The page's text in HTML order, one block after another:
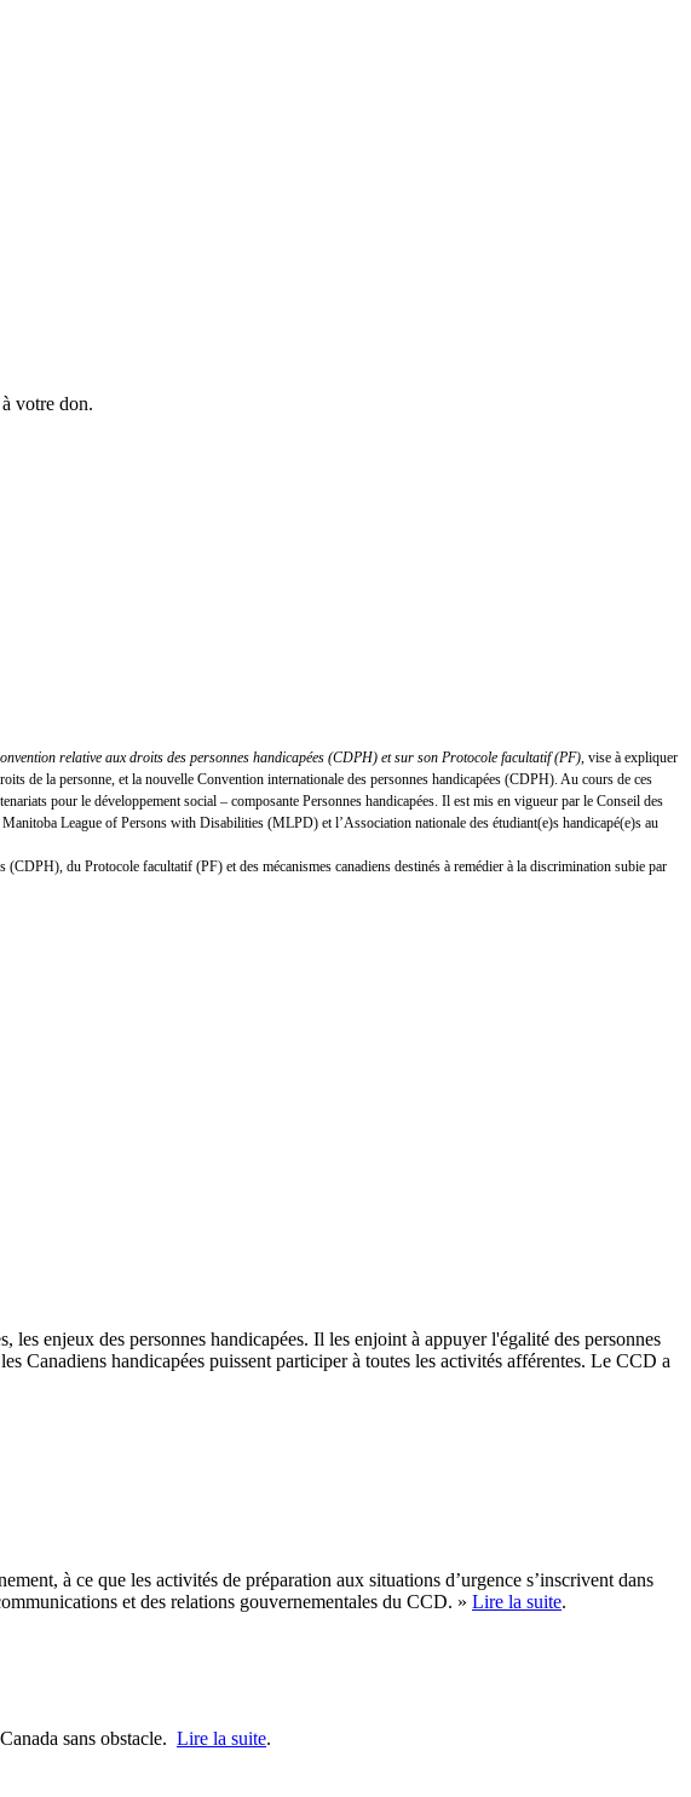
votre don.
relative aux droits des personnes handicapées (CDPH) et sur son Protocole facultatif (PF) , vise à expliquer
de la personne, et la nouvelle Convention internationale des personnes handicapées (CDPH). Au cours de ces
pour le développement social – composante Personnes handicapées. Il est mis en vigueur par le Conseil des
League of Persons with Disabilities (MLPD) et l’Association nationale des étudiant(e)s handicapé(e)s au
du Protocole facultatif (PF) et des mécanismes canadiens destinés à remédier à la discrimination subie par
enjeux des personnes handicapées. Il les enjoint à appuyer l'égalité des personnes
Canadiens handicapées puissent participer à toutes les activités afférentes. Le CCD a
à ce que les activités de préparation aux situations d’urgence s’inscrivent dans
et des relations gouvernementales du CCD. » Lire la suite.
sans obstacle. Lire la suite.